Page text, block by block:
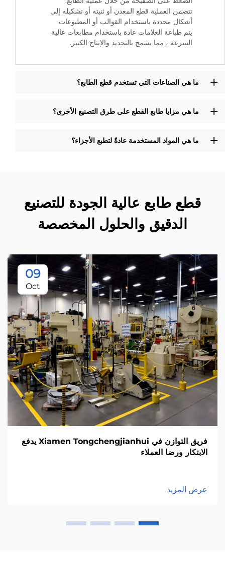
تتضمن العملية قطع المعدن أو ثنيته أو تشكيله إلى
أشكال محددة باستخدام القوالب أو المطبوعات.
يتم طباعة العلامات عادة باستخدام مطابعات عالية
السرعة ، مما يسمح بالتحديد والإنتاج الكبير.
ما هي الصناعات التي تستخدم قطع الطابع؟
ما هي مزايا طابع القطع على طرق التصنيع الأخرى؟
ما هي المواد المستخدمة عادةً لتطبع الأجزاء؟
قطع طابع عالية الجودة للتصنيع
الدقيق والحلول المخصصة
09
Oct
فريق التوازن في Xiamen Tongchengjianhui يدفع
الابتكار ورضا العملاء
عرض المزيد